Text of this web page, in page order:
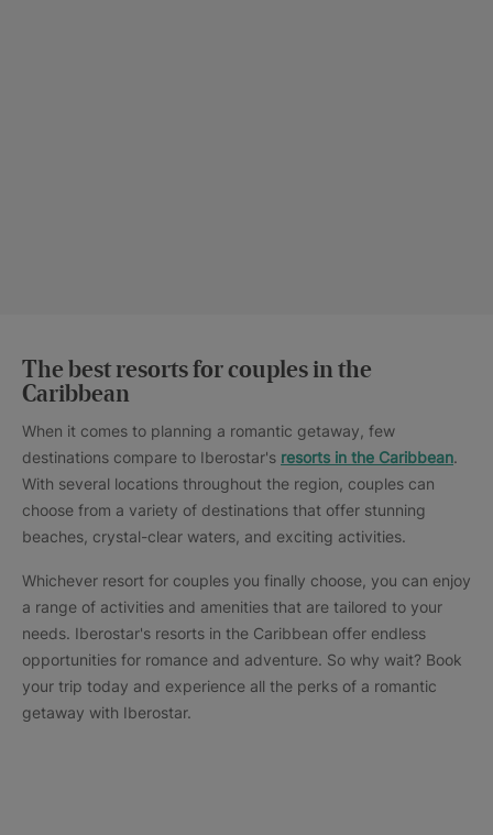
The best resorts for couples in the
Caribbean
When it comes to planning a romantic getaway, few
destinations compare to Iberostar's resorts in the Caribbean.
With several locations throughout the region, couples can
choose from a variety of destinations that offer stunning
beaches, crystal-clear waters, and exciting activities.
Whichever resort for couples you finally choose, you can enjoy
a range of activities and amenities that are tailored to your
needs. Iberostar's resorts in the Caribbean offer endless
opportunities for romance and adventure. So why wait? Book
your trip today and experience all the perks of a romantic
getaway with Iberostar.